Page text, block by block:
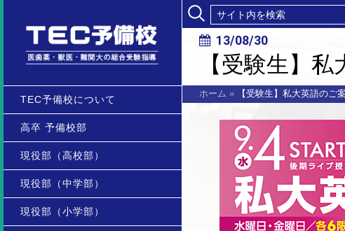
TEC予備校について
高卒 予備校部
現役部（高校部）
現役部（中学部）
現役部（小学部）
13/08/30
【受験生】
ホーム » 【受験生】私大英語のご